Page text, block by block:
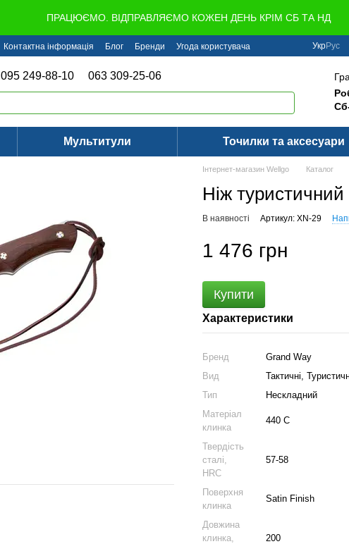
ПРАЦЮЄМО. ВІДПРАВЛЯЄМО КОЖЕН ДЕНЬ КРІМ СБ ТА НД
Контактна інформація Блог Бренди Угода користувача УкрРус
095 249-88-10 063 309-25-06
Мультитули Точилки та аксесуари
Інтернет-магазин Wellgo Каталог
Ніж
В наявності Артикул: XN-29
1 476 грн
Купити
Характеристики
Бренд
Grand Way
Вид
Тактичні,
Тип
Нескладний
Матеріал
клинка
440 C
Твердість
сталі,
HRC
57-58
Поверхня
клинка
Satin Finish
Довжина
клинка,
200